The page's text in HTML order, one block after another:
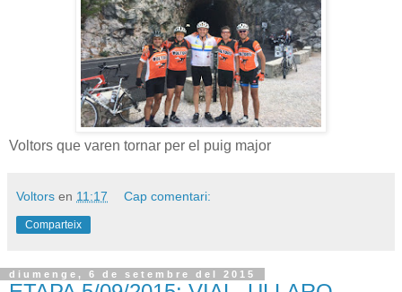
Voltors que varen tornar per el puig major
Voltors en 11:17 Cap comentari:
Comparteix
diumenge, 6 de setembre del 2015